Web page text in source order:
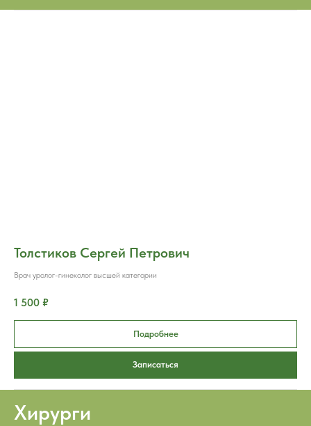
Толстиков Сергей Петрович
Врач уролог-гинеколог высшей категории
1 500 ₽
Подробнее
Записаться
Хирурги